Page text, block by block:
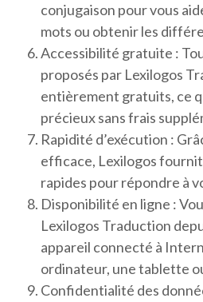
conjugaison pour vous
mots ou obtenir les
Accessibilité gratuite :
proposés par Lexilogos
entièrement gratuits, ce
précieux sans frais
Rapidité d’exécution :
efficace, Lexilogos
rapides pour répondre à
Disponibilité en ligne :
Lexilogos Traduction
appareil connecté à
ordinateur, une tablette
Confidentialité des